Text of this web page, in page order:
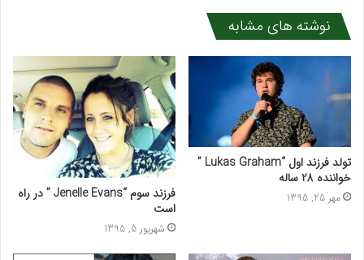
نوشته های مشابه
تولد فرزند اول “Lukas Graham ”
خواننده 28 ساله
مهر 25, 1395
فرزند سوم “Jenelle Evans ” در راه
است
شهریور 5, 1395